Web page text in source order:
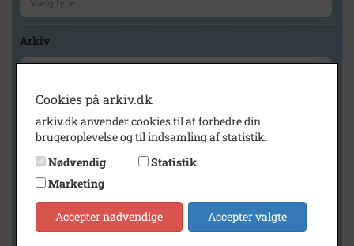
Arkiv
Geografi
Generelt
Vis kun med billeder
Cookies på arkiv.dk
arkiv.dk anvender cookies til at forbedre din
brugeroplevelse og til indsamling af statistik.
Nødvendig
Statistik
Marketing
Accepter nødvendige Accepter valgte